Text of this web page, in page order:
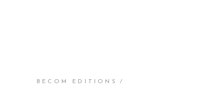
BECOM EDITIONS